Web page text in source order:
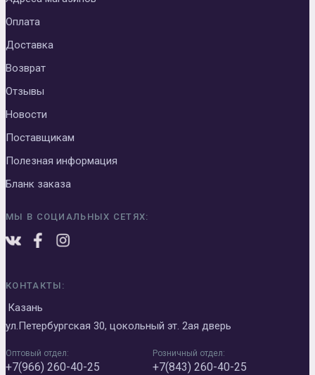
Оплата
Доставка
Возврат
Отзывы
Новости
Поставщикам
Полезная информация
Бланк заказа
МЫ В СОЦИАЛЬНЫХ СЕТЯХ:
КОНТАКТЫ:
Казань
ул.Петербургская 30, цокольный эт. 2ая дверь
Оптовый отдел:
+7(966) 260-40-25
Розничный отдел:
+7(843) 260-40-25